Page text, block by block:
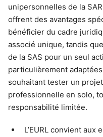
unipersonnelles de la
offrent des avantages
bénéficier du cadre
associé unique, tandis
de la SAS pour un seul
particulièrement
souhaitant tester un
professionnelle en solo,
responsabilité limitée.
L’EURL convient